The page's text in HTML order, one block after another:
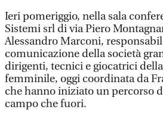
Ieri pomeriggio, nella sala
Sistemi srl di via Piero
Alessandro Marconi,
comunicazione della società
dirigenti, tecnici e giocatrici
femminile, oggi coordinata da
che hanno iniziato un percorso
campo che fuori.